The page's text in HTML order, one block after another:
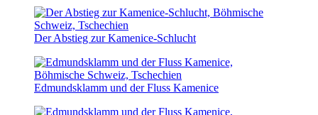
Der Abstieg zur Kamenice-Schlucht
Edmundsklamm und der Fluss Kamenice